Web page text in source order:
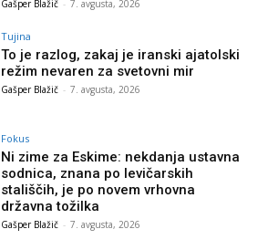
Gašper Blažič - 7. avgusta, 2026
Tujina
To je razlog, zakaj je iranski ajatolski
režim nevaren za svetovni mir
Gašper Blažič - 7. avgusta, 2026
Fokus
Ni zime za Eskime: nekdanja ustavna
sodnica, znana po levičarskih
stališčih, je po novem vrhovna
državna tožilka
Gašper Blažič - 7. avgusta, 2026